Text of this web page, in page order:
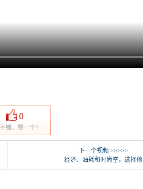
0
错，赞一个！
下一个视频 >>>>>
经济、油耗和时尚空，选择他